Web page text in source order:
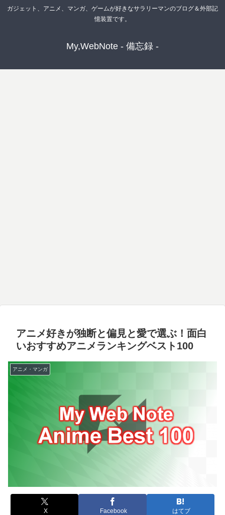
ガジェット、アニメ、マンガ、ゲームが好きなサラリーマンのブログ＆外部記
憶装置です。
My,WebNote - 備忘録 -
アニメ好きが独断と偏見と愛で選ぶ！面白
いおすすめアニメランキングベスト100
アニメ・マンガ
X Facebook はてブ